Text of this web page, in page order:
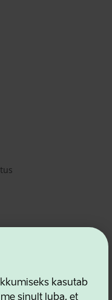
kasutab
sinult luba, et